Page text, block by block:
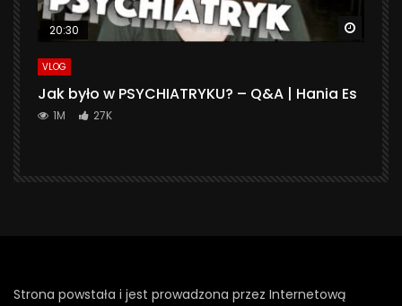
20:30
VLOG
Jak było w PSYCHIATRYKU? – Q&A | Hania Es
1M 27K
Strona powstała i jest prowadzona przez Internetową